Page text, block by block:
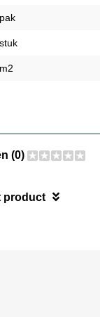
(0)
product